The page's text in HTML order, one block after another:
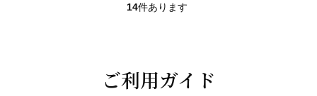
14件あります
ご利用ガイド